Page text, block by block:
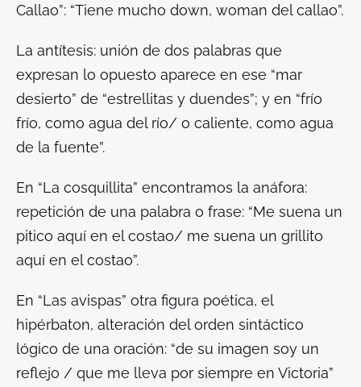
Callao”: “Tiene mucho down, woman del callao”.
La antítesis: unión de dos palabras que
expresan lo opuesto aparece en ese “mar
desierto” de “estrellitas y duendes”; y en “frío
frío, como agua del río/ o caliente, como agua
de la fuente”.
En “La cosquillita” encontramos la anáfora:
repetición de una palabra o frase: “Me suena un
pitico aquí en el costao/ me suena un grillito
aquí en el costao”.
En “Las avispas” otra figura poética, el
hipérbaton, alteración del orden sintáctico
lógico de una oración: “de su imagen soy un
reflejo / que me lleva por siempre en Victoria”